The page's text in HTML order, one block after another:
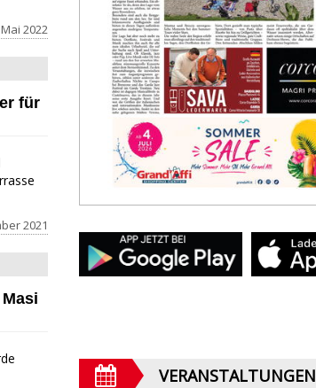
2022
für
2021
VERANSTALTUNGEN